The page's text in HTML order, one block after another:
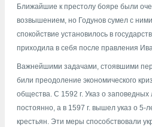
Ближайшие к престолу бояре были
возвышением, но Годунов сумел с
спокойствие установилось в
приходила в себя после правления
Важнейшими задачами, стоявшими
били преодоление экономического
общества. С 1592 г. Указ о заповедных
постоянно, а в 1597 г. вышел указ о 5-
крестьян. Эти меры способствовали